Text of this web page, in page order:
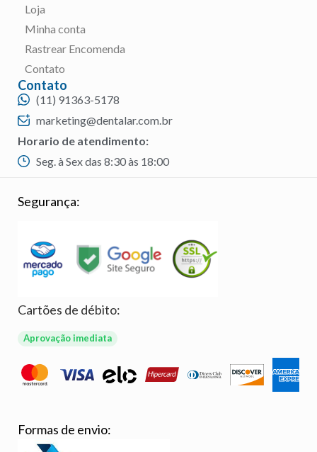
Loja
Minha conta
Rastrear Encomenda
Contato
Contato
(11) 91363-5178
marketing@dentalar.com.br
Horario de atendimento:
Seg. à Sex das 8:30 às 18:00
Segurança:
Cartões de débito:
Aprovação imediata
Formas de envio: